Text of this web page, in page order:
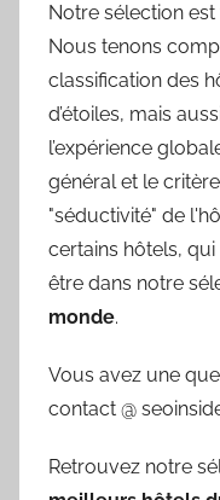
Notre sélection
Nous tenons
classification des
d’étoiles, mais
l’expérience
général et le
"séductivité" de
certains hôtels,
être dans notre
monde.
Vous avez une
contact @
Retrouvez notre